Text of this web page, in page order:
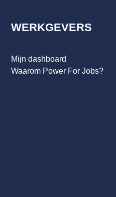
WERKGEVERS
Mijn dashboard
Waarom Power For Jobs?